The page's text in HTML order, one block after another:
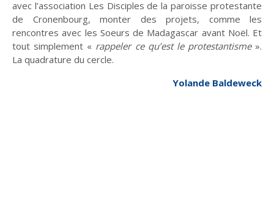
avec l’association Les Disciples de la paroisse protestante
de Cronenbourg, monter des projets, comme les
rencontres avec les Soeurs de Madagascar avant Noël. Et
tout simplement « rappeler ce qu’est le protestantisme».
La quadrature du cercle.
Yolande Baldeweck